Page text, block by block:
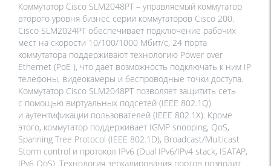
Коммутатор Cisco SLM2048PT – управляемый коммутатор
второго уровня бизнес серии коммутаторов Cisco 200.
Cisco SLM2024PT обеспечивает подключение рабочих
мест на скорости 10/100/1000 Мбит/с, 24 порта
коммутатора поддерживают технологию Power over
Ethernet (PoE ), что дает возможность подключать к ним IP
телефоны, видеокамеры и беспроводные точки доступа.
Коммутатор Cisco SLM2048PT позволяет защитить сеть
с помощью виртуальных подсетей (IEEE 802.1Q)
и аутентификации пользователей (IEEE 802.1X). Кроме
этого, коммутатор поддерживает IGMP snooping, QoS,
Spanning Tree Protocol (IEEE 802.1D), Broadcast/Multicast
Storm control и протокол IPv6 (Dual IPv6/IPv4 stack, ISATAP,
IPv6 QoS). Технология зеркалирования портов позволит